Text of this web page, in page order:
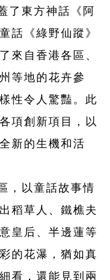
了東方神話《阿
話《綠野仙蹤》
來自香港各區、
等地的花卉參
性令人驚豔。此
項創新項目，以
新的生機和活
，以童話故事情
稻草人、鐵樵夫
皇后、半邊蓮等
的花瀑，猶如真
看，還能見到兩